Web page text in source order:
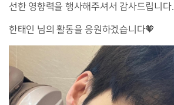
선한 영향력을 행사해주셔서 감사드립니다.
한태인 님의 활동을 응원하겠습니다🧡